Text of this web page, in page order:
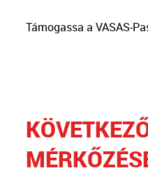
Támogassa a VASAS-